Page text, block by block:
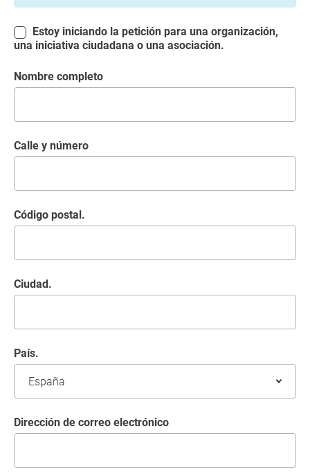
una iniciativa ciudadana o una asociación.
Nombre completo
Calle y número
Código postal.
Ciudad.
País.
Dirección de correo electrónico